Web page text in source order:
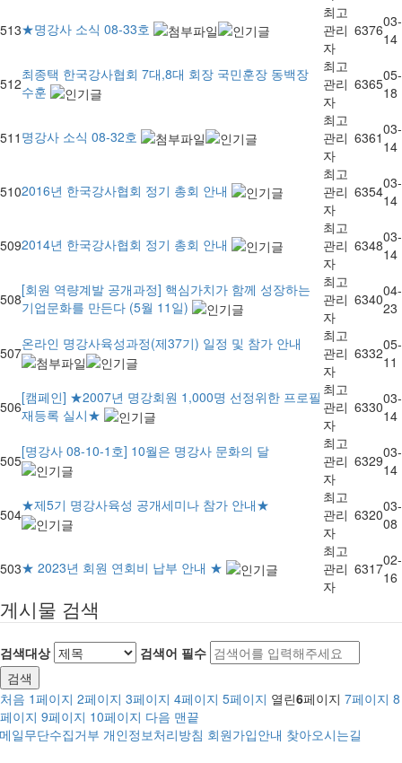
513★명강사 소식 08-33호
최고
관리
자
637603-
14
512
최종택 한국강사협회 7대,8대 회장 국민훈장 동백장
수훈
최고
관리
자
636505-
18
511 명강사 소식 08-32호
최고
관리
자
636103-
14
5102016년 한국강사협회 정기 총회 안내
최고
관리
자
635403-
14
5092014년 한국강사협회 정기 총회 안내
최고
관리
자
634803-
14
508
[회원 역량계발 공개과정] 핵심가치가 함께 성장하는
기업문화를 만든다 (5월 11일)
최고
관리
자
634004-
23
507
온라인 명강사육성과정(제37기) 일정 및 참가 안내
최고
관리
자
633205-
11
506
[캠페인] ★2007년 명강회원 1,000명 선정위한 프로필
재등록 실시★
최고
관리
자
633003-
14
505
[명강사 08-10-1호] 10월은 명강사 문화의 달
최고
관리
자
632903-
14
504
★제5기 명강사육성 공개세미나 참가 안내★
최고
관리
자
632003-
08
503★ 2023년 회원 연회비 납부 안내 ★
최고
관리
자
631702-
16
게시물 검색
검색대상 검색어 필수
검색
처음 1페이지 2페이지 3페이지 4페이지 5페이지 열린6페이지 7페이지 8
페이지 9페이지 10페이지 다음 맨끝
일무단수집거부 개인정보처리방침 회원가입안내 찾아오시는길